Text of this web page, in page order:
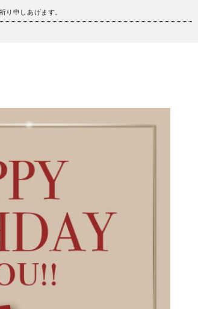
り申しあげます。